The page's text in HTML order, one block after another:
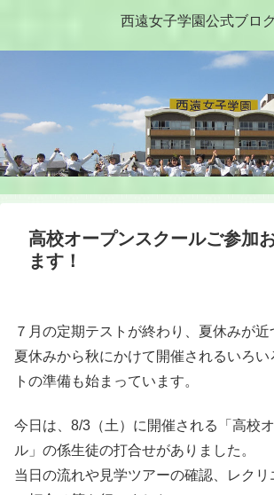
西遠女子学園公式ブロ
高校オープンスクールご参加
ます！
７月の定期テストが終わり、夏休みが近
夏休みから秋にかけて開催されるいろ
トの準備も始まっています。
今日は、8/3（土）に開催される「高校
ル」の係生徒の打合せがありました。
当日の流れや見学ツアーの確認、レク